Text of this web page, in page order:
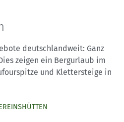
deutschlandweit: Ganz
zeigen ein Bergurlaub im
und Klettersteige in